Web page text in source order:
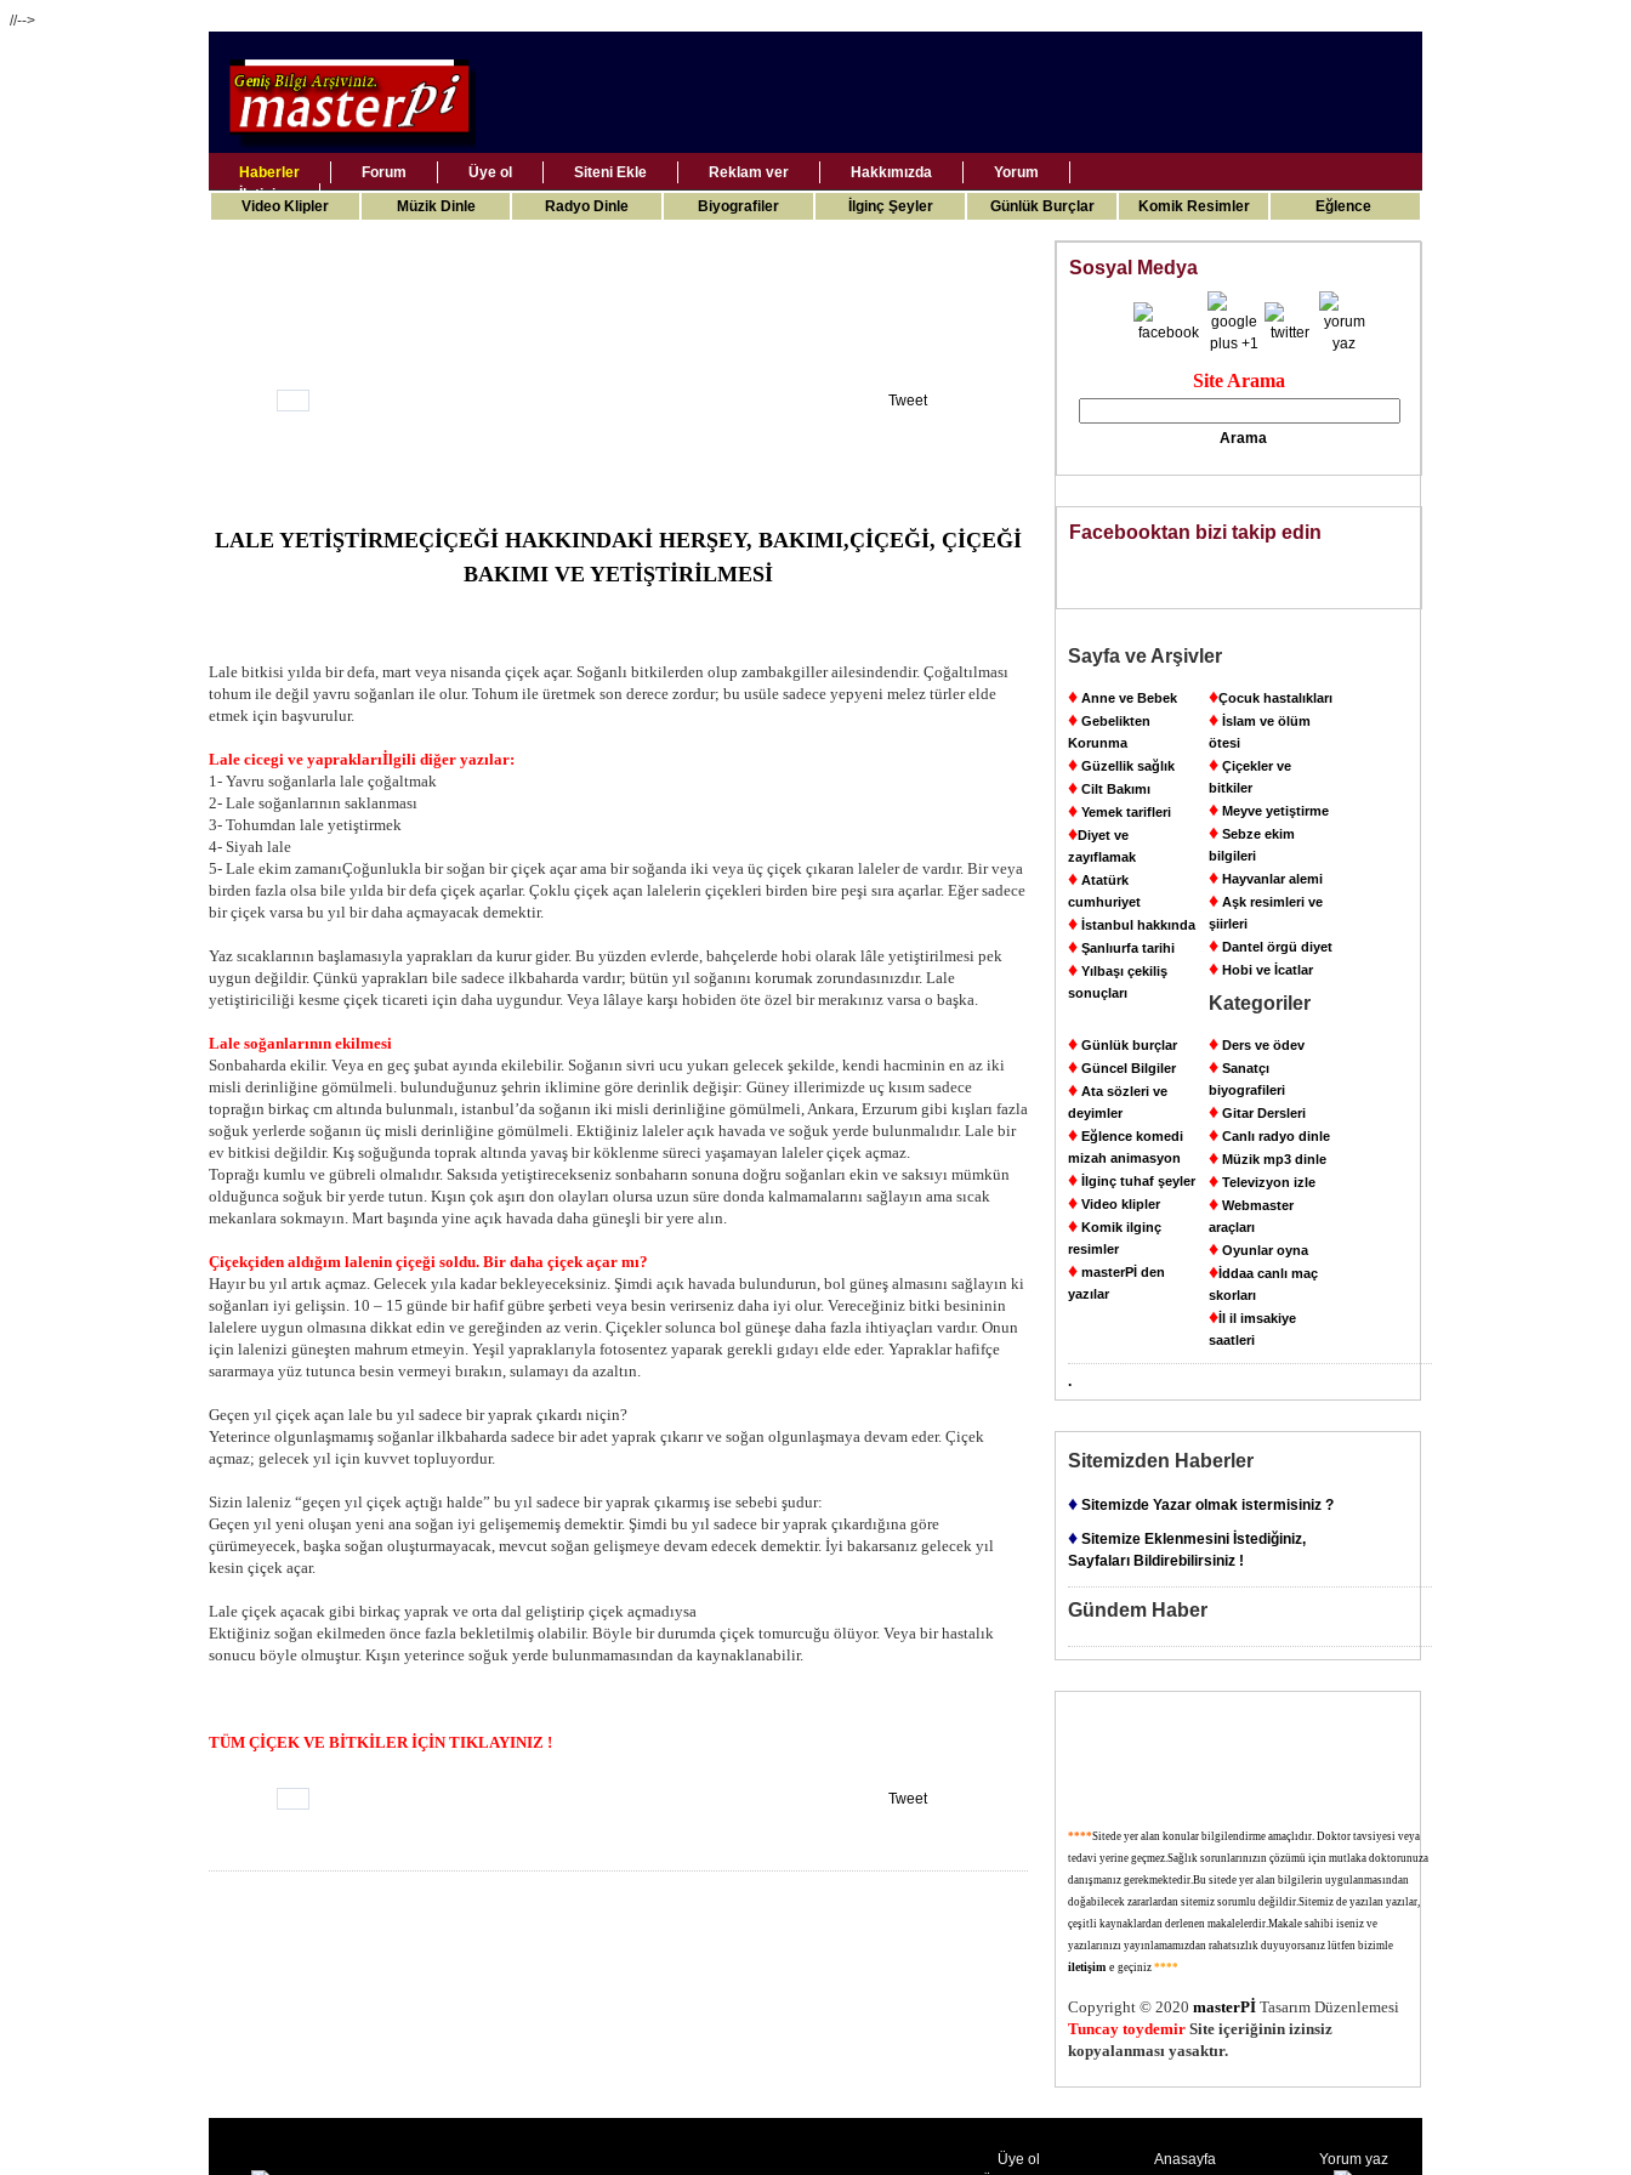
//-->
Haberler Forum Üye ol Siteni Ekle Reklam ver Hakkımızda
Yorum
İletişim
Video Klipler Müzik Dinle Radyo Dinle Biyografiler İlginç Şeyler Günlük Burçlar Komik Resimler Eğlence
Tweet
LALE YETİŞTİRMEÇİÇEĞİ HAKKINDAKİ HERŞEY, BAKIMI,ÇİÇEĞİ, ÇİÇEĞİ
BAKIMI VE YETİŞTİRİLMESİ
Lale bitkisi yılda bir defa, mart veya nisanda çiçek açar. Soğanlı bitkilerden olup zambakgiller ailesindendir. Çoğaltılması
tohum ile değil yavru soğanları ile olur. Tohum ile üretmek son derece zordur; bu usüle sadece yepyeni melez türler elde
etmek için başvurulur.
Lale cicegi ve yapraklarıİlgili diğer yazılar:
1- Yavru soğanlarla lale çoğaltmak
2- Lale soğanlarının saklanması
3- Tohumdan lale yetiştirmek
4- Siyah lale
5- Lale ekim zamanıÇoğunlukla bir soğan bir çiçek açar ama bir soğanda iki veya üç çiçek çıkaran laleler de vardır. Bir veya
birden fazla olsa bile yılda bir defa çiçek açarlar. Çoklu çiçek açan lalelerin çiçekleri birden bire peşi sıra açarlar. Eğer sadece
bir çiçek varsa bu yıl bir daha açmayacak demektir.
Yaz sıcaklarının başlamasıyla yaprakları da kurur gider. Bu yüzden evlerde, bahçelerde hobi olarak lâle yetiştirilmesi pek
uygun değildir. Çünkü yaprakları bile sadece ilkbaharda vardır; bütün yıl soğanını korumak zorundasınızdır. Lale
yetiştiriciliği kesme çiçek ticareti için daha uygundur. Veya lâlaye karşı hobiden öte özel bir merakınız varsa o başka.
Lale soğanlarının ekilmesi
Sonbaharda ekilir. Veya en geç şubat ayında ekilebilir. Soğanın sivri ucu yukarı gelecek şekilde, kendi hacminin en az iki
misli derinliğine gömülmeli. bulunduğunuz şehrin iklimine göre derinlik değişir: Güney illerimizde uç kısım sadece
toprağın birkaç cm altında bulunmalı, istanbul’da soğanın iki misli derinliğine gömülmeli, Ankara, Erzurum gibi kışları fazla
soğuk yerlerde soğanın üç misli derinliğine gömülmeli. Ektiğiniz laleler açık havada ve soğuk yerde bulunmalıdır. Lale bir
ev bitkisi değildir. Kış soğuğunda toprak altında yavaş bir köklenme süreci yaşamayan laleler çiçek açmaz.
Toprağı kumlu ve gübreli olmalıdır. Saksıda yetiştirecekseniz sonbaharın sonuna doğru soğanları ekin ve saksıyı mümkün
olduğunca soğuk bir yerde tutun. Kışın çok aşırı don olayları olursa uzun süre donda kalmamalarını sağlayın ama sıcak
mekanlara sokmayın. Mart başında yine açık havada daha güneşli bir yere alın.
Çiçekçiden aldığım lalenin çiçeği soldu. Bir daha çiçek açar mı?
Hayır bu yıl artık açmaz. Gelecek yıla kadar bekleyeceksiniz. Şimdi açık havada bulundurun, bol güneş almasını sağlayın ki
soğanları iyi gelişsin. 10 – 15 günde bir hafif gübre şerbeti veya besin verirseniz daha iyi olur. Vereceğiniz bitki besininin
lalelere uygun olmasına dikkat edin ve gereğinden az verin. Çiçekler solunca bol güneşe daha fazla ihtiyaçları vardır. Onun
için lalenizi güneşten mahrum etmeyin. Yeşil yapraklarıyla fotosentez yaparak gerekli gıdayı elde eder. Yapraklar hafifçe
sararmaya yüz tutunca besin vermeyi bırakın, sulamayı da azaltın.
Geçen yıl çiçek açan lale bu yıl sadece bir yaprak çıkardı niçin?
Yeterince olgunlaşmamış soğanlar ilkbaharda sadece bir adet yaprak çıkarır ve soğan olgunlaşmaya devam eder. Çiçek
açmaz; gelecek yıl için kuvvet topluyordur.
Sizin laleniz “geçen yıl çiçek açtığı halde” bu yıl sadece bir yaprak çıkarmış ise sebebi şudur:
Geçen yıl yeni oluşan yeni ana soğan iyi gelişememiş demektir. Şimdi bu yıl sadece bir yaprak çıkardığına göre
çürümeyecek, başka soğan oluşturmayacak, mevcut soğan gelişmeye devam edecek demektir. İyi bakarsanız gelecek yıl
kesin çiçek açar.
Lale çiçek açacak gibi birkaç yaprak ve orta dal geliştirip çiçek açmadıysa
Ektiğiniz soğan ekilmeden önce fazla bekletilmiş olabilir. Böyle bir durumda çiçek tomurcuğu ölüyor. Veya bir hastalık
sonucu böyle olmuştur. Kışın yeterince soğuk yerde bulunmamasından da kaynaklanabilir.
TÜM ÇİÇEK VE BİTKİLER İÇİN TIKLAYINIZ !
Tweet
Sosyal Medya
Site Arama
Facebooktan bizi takip edin
Sayfa ve Arşivler
♦ Anne ve Bebek
♦ Gebelikten
Korunma
♦ Güzellik sağlık
♦ Cilt Bakımı
♦ Yemek tarifleri
♦Diyet ve
zayıflamak
♦ Atatürk
cumhuriyet
♦ İstanbul hakkında
♦ Şanlıurfa tarihi
♦ Yılbaşı çekiliş
sonuçları
♦Çocuk hastalıkları
♦ İslam ve ölüm
ötesi
♦ Çiçekler ve
bitkiler
♦ Meyve yetiştirme
♦ Sebze ekim
bilgileri
♦ Hayvanlar alemi
♦ Aşk resimleri ve
şiirleri
♦ Dantel örgü diyet
♦ Hobi ve İcatlar
Kategoriler
♦ Günlük burçlar
♦ Güncel Bilgiler
♦ Ata sözleri ve
deyimler
♦ Eğlence komedi
mizah animasyon
♦ İlginç tuhaf şeyler
♦ Video klipler
♦ Komik ilginç
resimler
♦ masterPİ den
yazılar
♦ Ders ve ödev
♦ Sanatçı
biyografileri
♦ Gitar Dersleri
♦ Canlı radyo dinle
♦ Müzik mp3 dinle
♦ Televizyon izle
♦ Webmaster
araçları
♦ Oyunlar oyna
♦İddaa canlı maç
skorları
♦İl il imsakiye
saatleri
.
Sitemizden Haberler
♦ Sitemizde Yazar olmak istermisiniz ?
♦ Sitemize Eklenmesini İstediğiniz,
Sayfaları Bildirebilirsiniz !
Gündem Haber
****Sitede yer alan konular bilgilendirme amaçlıdır. Doktor tavsiyesi veya
tedavi yerine geçmez.Sağlık sorunlarınızın çözümü için mutlaka doktorunuza
danışmanız gerekmektedir.Bu sitede yer alan bilgilerin uygulanmasından
doğabilecek zararlardan sitemiz sorumlu değildir.Sitemiz de yazılan yazılar,
çeşitli kaynaklardan derlenen makalelerdir.Makale sahibi iseniz ve
yazılarınızı yayınlamamızdan rahatsızlık duyuyorsanız lütfen bizimle
iletişim e geçiniz.****
Copyright © 2020 masterPİ Tasarım Düzenlemesi
Tuncay toydemir Site içeriğinin izinsiz
kopyalanması yasaktır.
Üye ol
Anasayfa
Yorum yaz